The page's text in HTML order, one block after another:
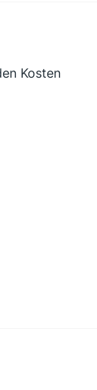
Kosten